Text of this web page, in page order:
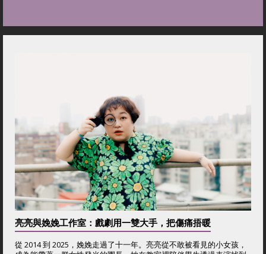
亮亮與娩娩工作室：戲劇用一雙大手，把傷痛捂暖
從 2014 到 2025，娩娩走過了十一年。亮亮從不敢被看見的小女孩，